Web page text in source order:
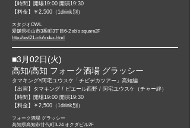
【時間】開場19:00 開演19:30
【料金】￥2,500（1drink別）
スタジオOWL
愛媛県松山市3番町3丁目6-2 ab's square2F
http://owl21.info/index.html
■3月02日(火)​
高知/高知 フォーク酒場 グラッシー
タマキング×阿宅ユウスケ「チビデカツアー」高知編
【出演】タマキング / ピエール西野 / 阿宅ユウスケ（チャー絆）
【時間】開場19:00 開演19:30
【料金】￥2,500（1drink別）
​フォーク酒場 グラッシー
高知県高知市廿代町3-24 オクダビル2F